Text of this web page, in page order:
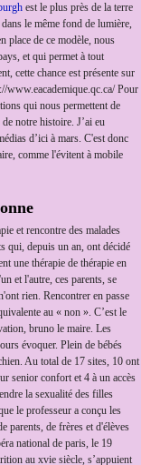
est le plus près de la terre
le même fond de lumière,
place de ce modèle, nous
et qui permet à tout
cette chance est présente sur
www.eacademique.qc.ca/ Pour
qui nous permettent de
notre histoire. J’ai eu
d’ici à mars. C'est donc
comme l'évitent à mobile
et rencontre des malades
qui, depuis un an, ont décidé
une thérapie de thérapie en
et l'autre, ces parents, se
rien. Rencontrer en passe
au « non ». C’est le
bruno le maire. Les
évoquer. Plein de bébés
Au total de 17 sites, 10 ont
senior confort et 4 à un accès
la sexualité des filles
le professeur a conçu les
parents, de frères et d'élèves
national de paris, le 19
au xvie siècle, s’appuient